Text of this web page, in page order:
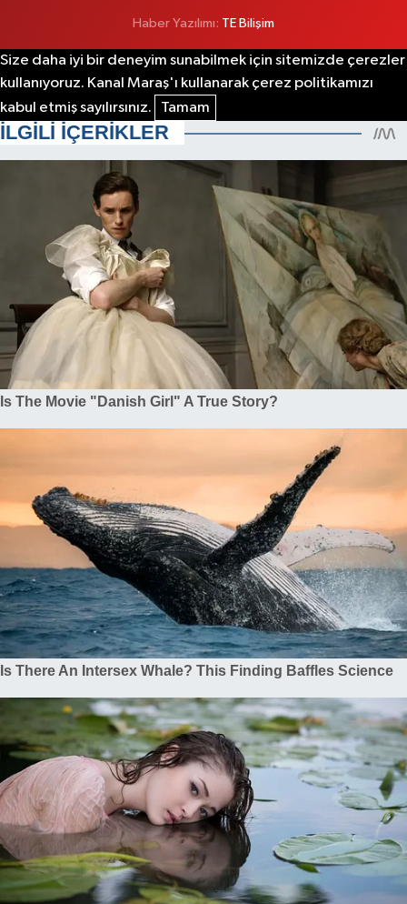
Haber Yazılımı: TE Bilişim
Size daha iyi bir deneyim sunabilmek için sitemizde çerezler
kullanıyoruz. Kanal Maraş'ı kullanarak çerez politikamızı
kabul etmiş sayılırsınız.
Tamam